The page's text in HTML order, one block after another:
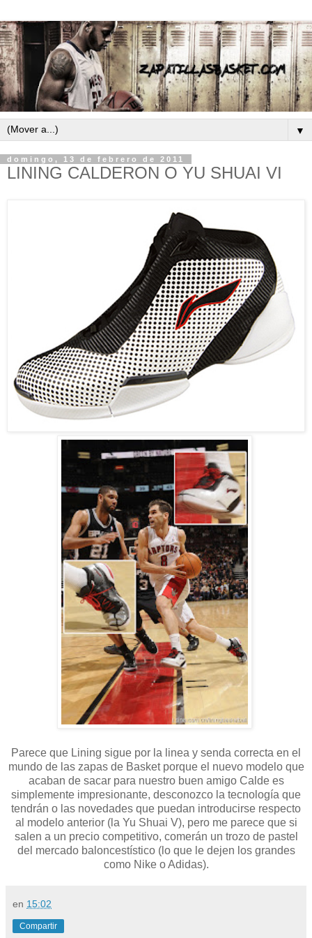
▼
domingo, 13 de febrero de 2011
LINING CALDERON O YU SHUAI VI
Parece que Lining sigue por la linea y senda correcta en el
mundo de las zapas de Basket porque el nuevo modelo que
acaban de sacar para nuestro buen amigo Calde es
simplemente impresionante, desconozco la tecnología que
tendrán o las novedades que puedan introducirse respecto
al modelo anterior (la Yu Shuai V), pero me parece que si
salen a un precio competitivo, comerán un trozo de pastel
del mercado baloncestístico (lo que le dejen los grandes
como Nike o Adidas).
en 15:02
Compartir